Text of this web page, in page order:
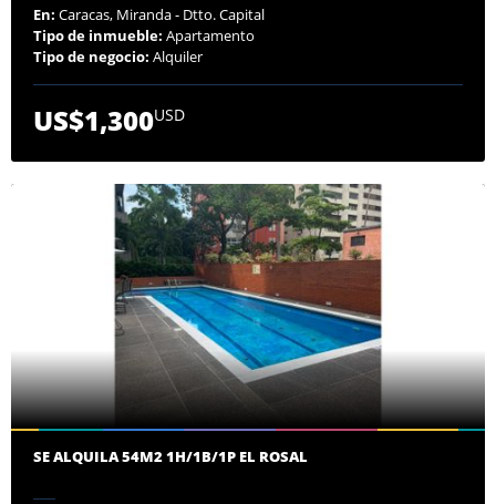
En: Caracas, Miranda - Dtto. Capital
Tipo de inmueble: Apartamento
Tipo de negocio: Alquiler
US$1,300USD
SE ALQUILA 54M2 1H/1B/1P EL ROSAL